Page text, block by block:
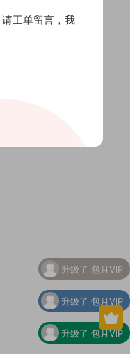
工单留言 ，我
升级了 包月VIP
升级了 包月VIP
升级了 包月VIP